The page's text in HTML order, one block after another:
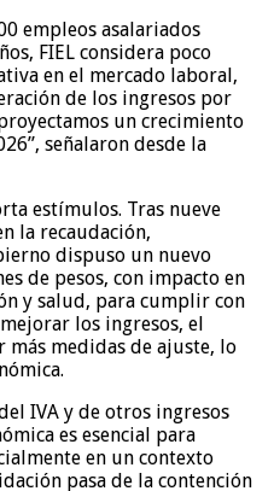
empleos asalariados
FIEL considera poco
en el mercado laboral,
de los ingresos por
un crecimiento
señalaron desde la
estímulos. Tras nueve
la recaudación,
dispuso un nuevo
de pesos, con impacto en
y salud, para cumplir con
los ingresos, el
medidas de ajuste, lo
IVA y de otros ingresos
es esencial para
en un contexto
pasa de la contención